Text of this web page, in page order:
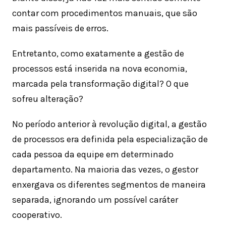
contar com procedimentos manuais, que são
mais passíveis de erros.
Entretanto, como exatamente a gestão de
processos está inserida na nova economia,
marcada pela transformação digital? O que
sofreu alteração?
No período anterior à revolução digital, a gestão
de processos era definida pela especialização de
cada pessoa da equipe em determinado
departamento. Na maioria das vezes, o gestor
enxergava os diferentes segmentos de maneira
separada, ignorando um possível caráter
cooperativo.